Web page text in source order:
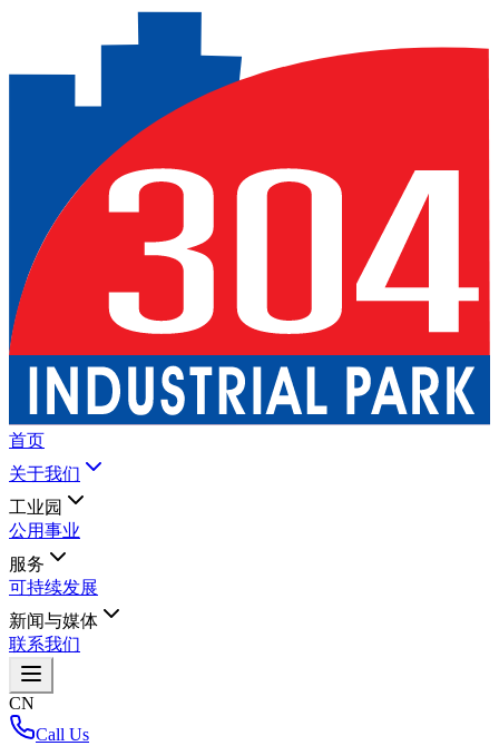
首页
关于我们
工业园
公用事业
服务
可持续发展
新闻与媒体
联系我们
CN
Call Us